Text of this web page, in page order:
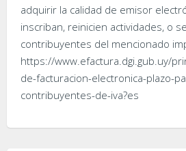
adquirir la calidad de emisor
inscriban, reinicien actividades, o
contribuyentes del mencionado
https://www.efactura.dgi.gub.uy/
de-facturacion-electronica-plazo-
contribuyentes-de-iva?es